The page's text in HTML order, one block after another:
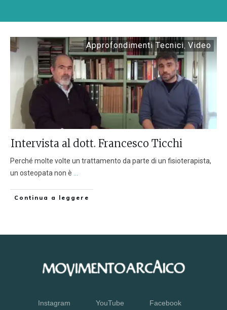
Approfondimenti Tecnici, Video
Intervista al dott. Francesco Ticchi
Perché molte volte un trattamento da parte di un fisioterapista,
un osteopata non è
Continua a leggere
Instagram YouTube Facebook